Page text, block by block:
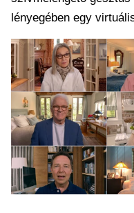
lényegében egy